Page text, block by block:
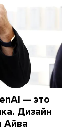
— это
Дизайн
Айва